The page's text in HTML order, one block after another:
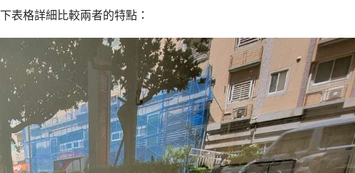
表格詳細比較兩者的特點：